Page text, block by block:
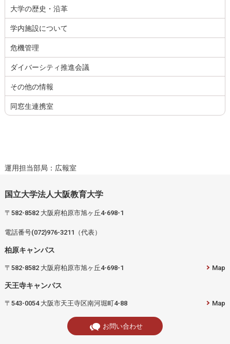
大学の歴史・沿革
学内施設について
危機管理
ダイバーシティ推進会議
その他の情報
同窓生連携室
運用担当部局：広報室
国立大学法人大阪教育大学
〒582-8582 大阪府柏原市旭ヶ丘4-698-1
電話番号(072)976-3211（代表）
柏原キャンパス
〒582-8582 大阪府柏原市旭ヶ丘4-698-1 Map
天王寺キャンパス
〒543-0054 大阪市天王寺区南河堀町4-88 Map
お問い合わせ